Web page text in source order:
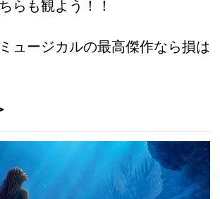
らも観よう！！
ュージカルの最高傑作なら損は